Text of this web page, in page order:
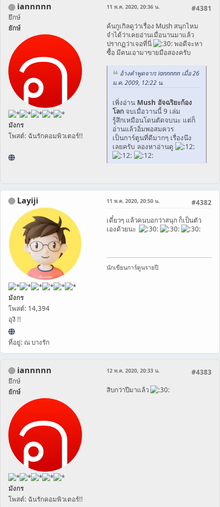
iannnnn
ยึกษ์
ยักษ์
มังกร
โพสต์: ฉันรักคอมพิวเตอร์!!
#4381
11 พ.ค. 2020, 20:36 น.
ค้นกูเกิลดูว่าเรื่อง Mush สนุกไหม
จำได้ว่าเคยอ่านเมื่อนานมาแล้ว
ปรากฏว่าเจอที่นี่
พอดีจะหา
ซื้อ มีคนเอามาขายมือสองครับ
อ้างคำพูดจาก: iannnnn เมื่อ 26
ม.ค. 2009, 12:22 น.
เพิ่งอ่าน Mush อัจฉริยะก้อง
โลก จบเมื่อวานนี้ 9 เล่ม
รู้สึกเหมือนโดนตัดจบนะ แต่ก็
อ่านแล้วอิ่มพอสมควร
เป็นการ์ตูนที่ดีมากๆ เรื่องนึง
เลยครับ ลองหาอ่านดู
Layiji
มังกร
โพสต์: 14,394
อุงิ !!
ที่อยู่: ณ บางรัก
#4382
11 พ.ค. 2020, 20:50 น.
เดี๋ยวๆ แล้วคนบอกว่าสนุก ก็เป็นตัว
เองด้วยนะ
นักเขียนการ์ตูนรายปี
iannnnn
ยึกษ์
ยักษ์
มังกร
โพสต์: ฉันรักคอมพิวเตอร์!!
#4383
12 พ.ค. 2020, 20:33 น.
สิบกว่าปีมาแล้ว